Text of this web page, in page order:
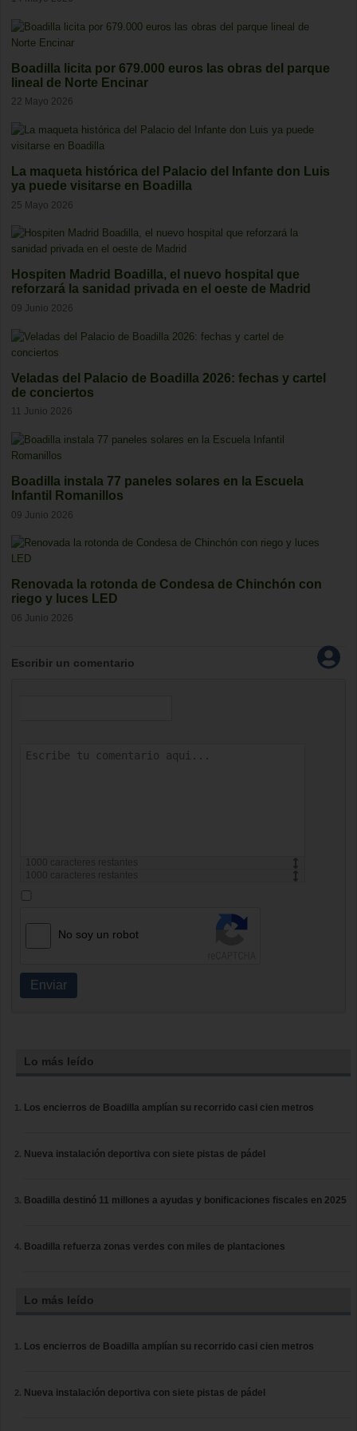
Boadilla licita por 679.000 euros las obras del parque
lineal de Norte Encinar
22 Mayo 2026
La maqueta histórica del Palacio del Infante don Luis
ya puede visitarse en Boadilla
25 Mayo 2026
Hospiten Madrid Boadilla, el nuevo hospital que
reforzará la sanidad privada en el oeste de Madrid
09 Junio 2026
Veladas del Palacio de Boadilla 2026: fechas y cartel
de conciertos
11 Junio 2026
Boadilla instala 77 paneles solares en la Escuela
Infantil Romanillos
09 Junio 2026
Renovada la rotonda de Condesa de Chinchón con
riego y luces LED
06 Junio 2026
Escribir un comentario
caracteres restantes
caracteres restantes
No soy un robot
Enviar
Lo más leído
Los encierros de Boadilla amplían su recorrido casi cien metros
Nueva instalación deportiva con siete pistas de pádel
Boadilla destinó 11 millones a ayudas y bonificaciones fiscales en 2025
Boadilla refuerza zonas verdes con miles de plantaciones
Lo más leído
Los encierros de Boadilla amplían su recorrido casi cien metros
Nueva instalación deportiva con siete pistas de pádel